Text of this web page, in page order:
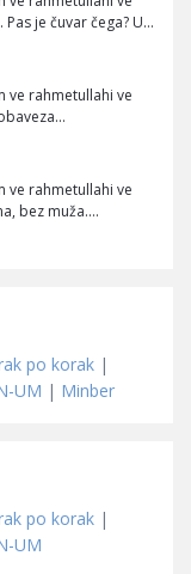
je čuvar čega? U…
ve rahmetullahi ve
ve rahmetullahi ve
bez muža.…
po korak |
UM | Minber
po korak |
UM